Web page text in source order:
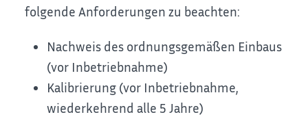
folgende Anforderungen zu beachten:
Nachweis des ordnungsgemäßen Einbaus
(vor Inbetriebnahme)
Kalibrierung (vor Inbetriebnahme,
wiederkehrend alle 5 Jahre)